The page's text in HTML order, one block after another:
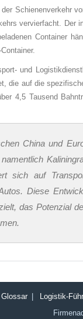
Schienenverkehr
vervierfacht. Der
Container
und
die auf die
4,5 Tausend
China und
sich auf
Diese
das Potenzial
Glossar | Logistik-